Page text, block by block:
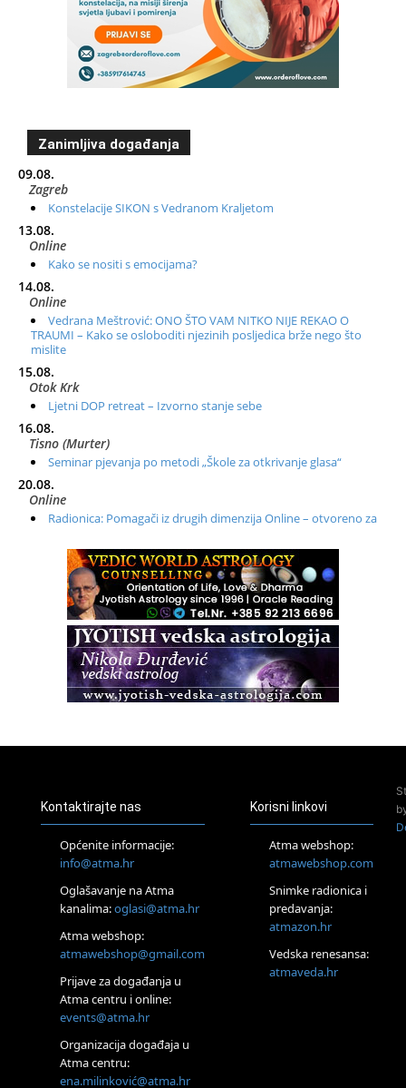
Zanimljiva događanja
09.08.
Zagreb
Konstelacije SIKON s Vedranom Kraljetom
13.08.
Online
Kako se nositi s emocijama?
14.08.
Online
Vedrana Meštrović: ONO ŠTO VAM NITKO NIJE REKAO O
TRAUMI – Kako se osloboditi njezinih posljedica brže nego što
mislite
15.08.
Otok Krk
Ljetni DOP retreat – Izvorno stanje sebe
16.08.
Tisno (Murter)
Seminar pjevanja po metodi „Škole za otkrivanje glasa“
20.08.
Online
Radionica: Pomagači iz drugih dimenzija Online – otvoreno za
Zagreb+Online
Osnovni ThetaHealing® tečaj, Zagreb i Online
Zagreb
Osnovna radionica za izscjeljivanje pranom (Basic Pranic
Healing course)
Access BARS®, otpusti stres
Pjesma srca / Zagreb
Tečaj Višeg Vodstva, razvijanja intuicije i Akaša zapisa
Online
Upisi u program Profesionalni hipnoterapeut — nova
Online
Postanite Nositelj Vibracije Nove Zemlje
Visoko
Alemka Dauskardt – Jednodnevna radionica sistemskih
konstelacija
Kontaktirajte nas
Općenite informacije:
info@atma.hr
Oglašavanje na Atma
kanalima:oglasi@atma.hr
Atma webshop:
atmawebshop@gmail.com
Prijave za događanja u
Atma centru i online:
events@atma.hr
Organizacija događaja u
Atma centru:
ena.milinković@atma.hr
Korisni linkovi
Atma webshop:
atmawebshop.com
Snimke radionica i
predavanja:
atmazon.hr
Vedska renesansa:
atmaveda.hr